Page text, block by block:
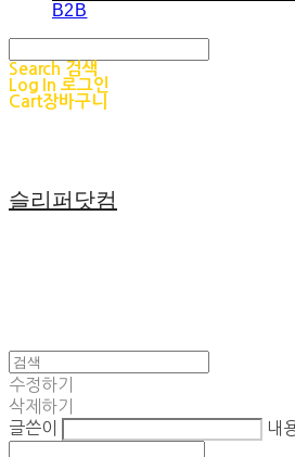
B2B
Search 검색
Log In 로그인
Cart장바구니
슬리퍼닷컴
수정하기
삭제하기
글쓴이
내